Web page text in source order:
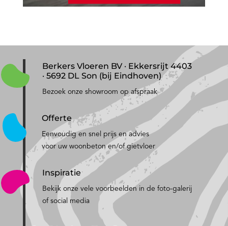
Berkers Vloeren BV · Ekkersrijt 4403
· 5692 DL Son (bij Eindhoven)
Bezoek onze showroom op afspraak
Offerte
Eenvoudig en snel prijs en advies
voor uw woonbeton en/of gietvloer
Inspiratie
Bekijk onze vele voorbeelden in de foto-galerij
of social media